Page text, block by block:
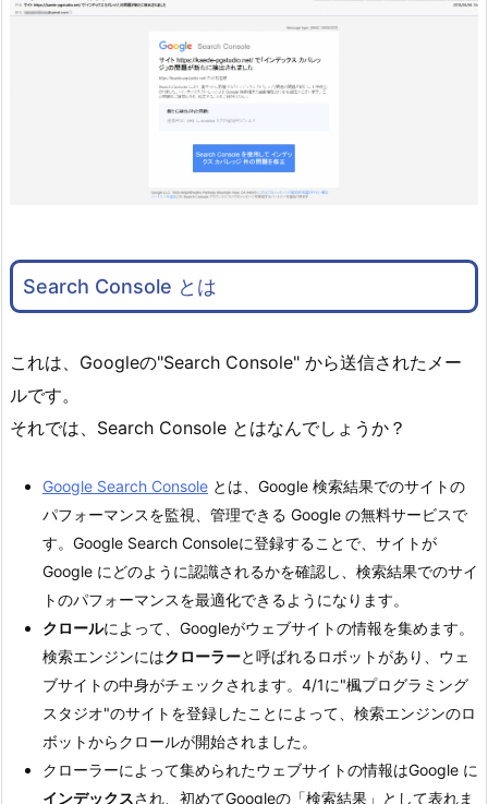
Search Console とは
これは、Googleの"Search Console" から送信されたメー
ルです。
それでは、Search Console とはなんでしょうか？
Google Search Console とは、Google 検索結果でのサイトの
パフォーマンスを監視、管理できる Google の無料サービスで
す。Google Search Consoleに登録することで、サイトが
Google にどのように認識されるかを確認し、検索結果でのサイ
トのパフォーマンスを最適化できるようになります。
クロールによって、Googleがウェブサイトの情報を集めます。
検索エンジンにはクローラーと呼ばれるロボットがあり、ウェ
ブサイトの中身がチェックされます。4/1に"楓プログラミング
スタジオ"のサイトを登録したことによって、検索エンジンのロ
ボットからクロールが開始されました。
クローラーによって集められたウェブサイトの情報はGoogle に
インデックスされ、初めてGoogleの「検索結果」として表れま